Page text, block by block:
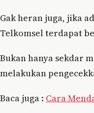
Gak heran juga, jika
Telkomsel terdapat
Bukan hanya sekdar
melakukan
Baca juga : Cara